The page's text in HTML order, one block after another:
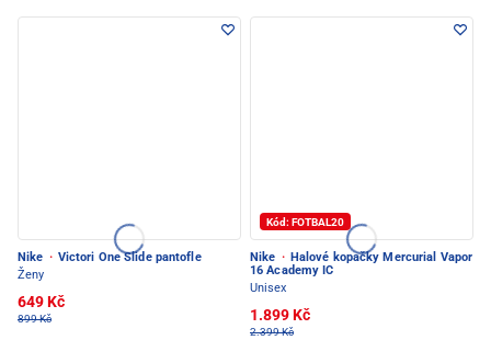
Nike · Victori One Slide pantofle
Ženy
649 Kč
899 Kč
Kód: FOTBAL20
Nike · Halové kopačky Mercurial Vapor
16 Academy IC
Unisex
1.899 Kč
2.399 Kč